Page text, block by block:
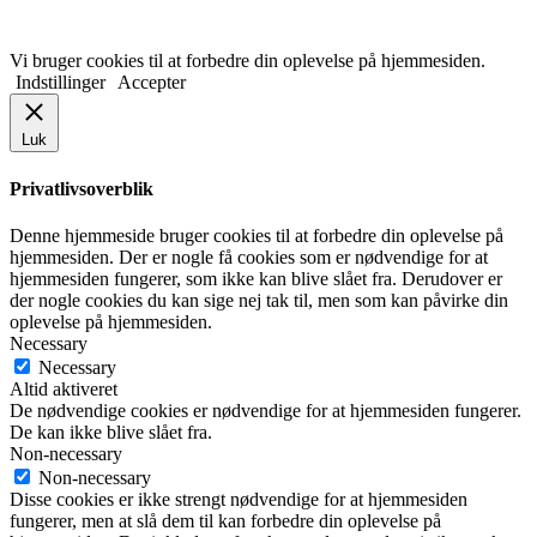
Vi bruger cookies til at forbedre din oplevelse på hjemmesiden.
Indstillinger Accepter
Luk
Privatlivsoverblik
Denne hjemmeside bruger cookies til at forbedre din oplevelse på
hjemmesiden. Der er nogle få cookies som er nødvendige for at
hjemmesiden fungerer, som ikke kan blive slået fra. Derudover er
der nogle cookies du kan sige nej tak til, men som kan påvirke din
oplevelse på hjemmesiden.
Necessary
Necessary
Altid aktiveret
De nødvendige cookies er nødvendige for at hjemmesiden fungerer.
De kan ikke blive slået fra.
Non-necessary
Non-necessary
Disse cookies er ikke strengt nødvendige for at hjemmesiden
fungerer, men at slå dem til kan forbedre din oplevelse på